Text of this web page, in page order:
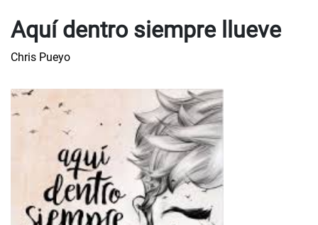
Aquí dentro siempre llueve
Chris Pueyo